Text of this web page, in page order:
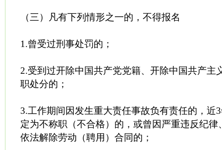
（三）凡有下列情形之一的，不得报名
1.曾受过刑事处罚的；
2.受到过开除中国共产党党籍、开除中国共产主
职处分的；
3.工作期间因发生重大责任事故负有责任的，近
定为不称职（不合格）的，或曾因严重违反纪律
依法解除劳动（聘用）合同的；